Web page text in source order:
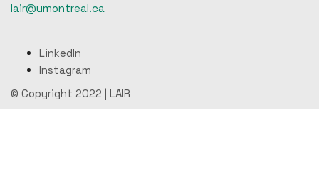
lair@umontreal.ca
LinkedIn
Instagram
© Copyright 2022 | LAIR